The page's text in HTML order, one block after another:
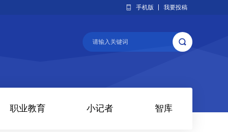
手机版 我要投稿
职业教育 小记者 智库